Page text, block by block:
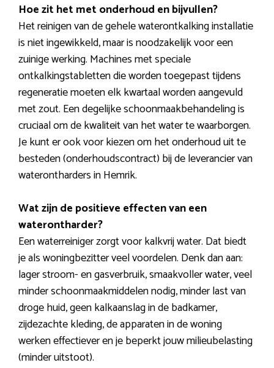
Hoe zit het met onderhoud en bijvullen?
Het reinigen van de gehele waterontkalking installatie
is niet ingewikkeld, maar is noodzakelijk voor een
zuinige werking. Machines met speciale
ontkalkingstabletten die worden toegepast tijdens
regeneratie moeten elk kwartaal worden aangevuld
met zout. Een degelijke schoonmaakbehandeling is
cruciaal om de kwaliteit van het water te waarborgen.
Je kunt er ook voor kiezen om het onderhoud uit te
besteden (onderhoudscontract) bij de leverancier van
waterontharders in Hemrik.
Wat zijn de positieve effecten van een
waterontharder?
Een waterreiniger zorgt voor kalkvrij water. Dat biedt
je als woningbezitter veel voordelen. Denk dan aan:
lager stroom- en gasverbruik, smaakvoller water, veel
minder schoonmaakmiddelen nodig, minder last van
droge huid, geen kalkaanslag in de badkamer,
zijdezachte kleding, de apparaten in de woning
werken effectiever en je beperkt jouw milieubelasting
(minder uitstoot).